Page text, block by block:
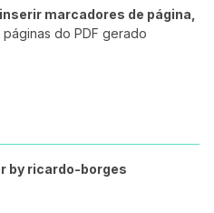
inserir marcadores de página,
páginas do PDF gerado
by ricardo-borges